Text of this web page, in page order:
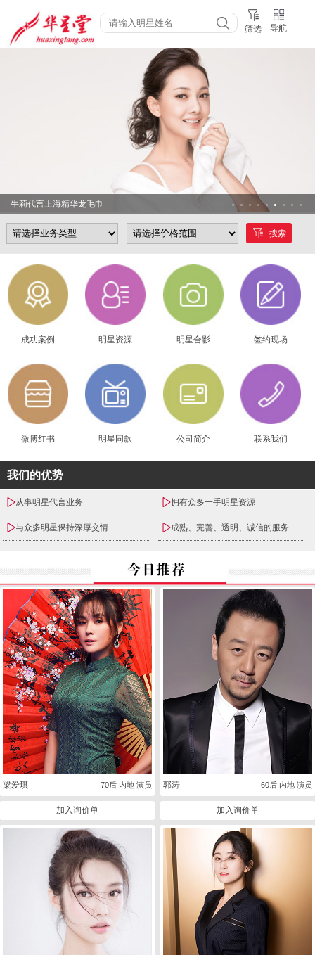
筛选 导航
牛莉代言上海精华龙毛巾
搜索
成功案例 明星资源 明星合影 签约现场
微博红书 明星同款 公司简介 联系我们
我们的优势
从事明星代言业务 拥有众多一手明星资源
与众多明星保持深厚交情 成熟、完善、透明、诚信的服务
梁爱琪 70后 内地 演员
加入询价单
郭涛 60后 内地 演员
加入询价单